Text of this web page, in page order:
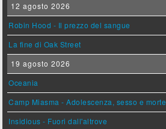
12 agosto 2026
Robin Hood - Il prezzo del sangue
La fine di Oak Street
19 agosto 2026
Oceania
Camp Miasma - Adolescenza, sesso e morte
Insidious - Fuori dall'altrove